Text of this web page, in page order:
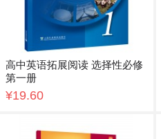
高中英语拓展阅读 选择性必修
第一册
¥19.60